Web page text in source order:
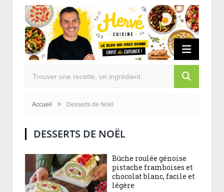
Accueil » Desserts de Noël
DESSERTS DE NOËL
Bûche roulée génoise
pistache framboises et
chocolat blanc, facile et
légère